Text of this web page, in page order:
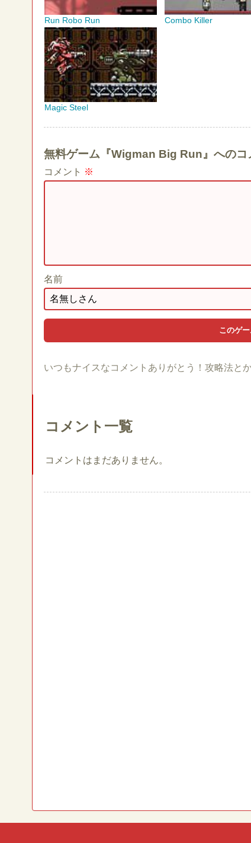
Run Robo Run Combo Killer
Magic Steel
無料ゲーム『Wigman Big Run』へのコ
コメント ※
名前
いつもナイスなコメントありがとう！攻略法と
コメント一覧
コメントはまだありません。